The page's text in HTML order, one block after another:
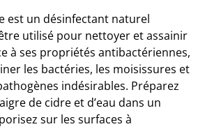
est un désinfectant naturel
utilisé pour nettoyer et assainir
à ses propriétés antibactériennes,
les bactéries, les moisissures et
indésirables. Préparez
de cidre et d’eau dans un
sur les surfaces à